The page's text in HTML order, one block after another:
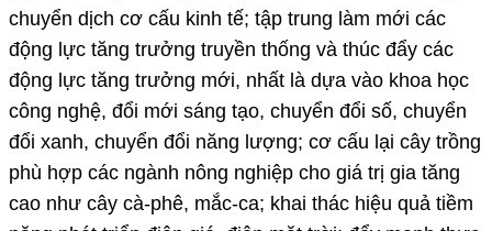
chuyển dịch cơ cấu kinh tế; tập trung làm mới các
động lực tăng trưởng truyền thống và thúc đẩy các
động lực tăng trưởng mới, nhất là dựa vào khoa học
công nghệ, đổi mới sáng tạo, chuyển đổi số, chuyển
đổi xanh, chuyển đổi năng lượng; cơ cấu lại cây trồng
phù hợp các ngành nông nghiệp cho giá trị gia tăng
cao như cây cà-phê, mắc-ca; khai thác hiệu quả tiềm